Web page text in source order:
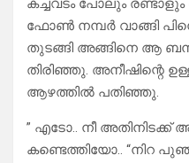
കച്ചവടം പോലും
ഫോൺ നമ്പർ വാങ്ങി
തുടങ്ങി അങ്ങിനെ ആ
തിരിഞ്ഞു. അനീഷിന്റെ
ആഴത്തിൽ പതിഞ്ഞു.
” എടോ.. നീ
കണ്ടെത്തിയോ.. “നിറ